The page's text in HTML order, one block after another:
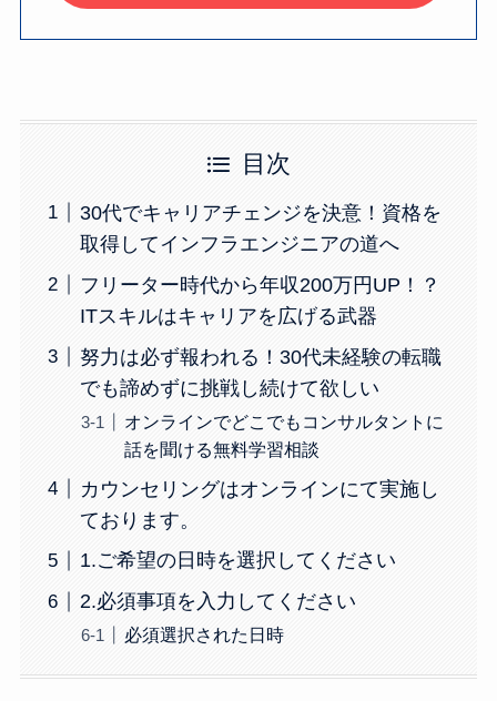
目次
30代でキャリアチェンジを決意！資格を
取得してインフラエンジニアの道へ
フリーター時代から年収200万円UP！？
ITスキルはキャリアを広げる武器
努力は必ず報われる！30代未経験の転職
でも諦めずに挑戦し続けて欲しい
オンラインでどこでもコンサルタントに
話を聞ける無料学習相談
カウンセリングはオンラインにて実施し
ております。
1.ご希望の日時を選択してください
2.必須事項を入力してください
必須選択された日時